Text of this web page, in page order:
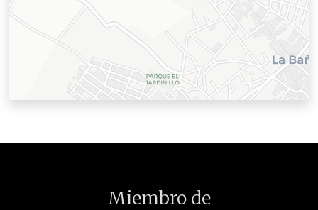
Miembro de